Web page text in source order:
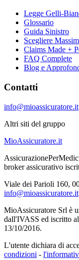
Legge Gelli-
Glossario
Guida Sinistro
Scegliere
Claims Made +
FAQ Complete
Blog e
Contatti
info@mioassicuratore.it
Altri siti del gruppo
MioAssicuratore.it
broker assicurativo
Viale dei Parioli 160,
info@mioassicuratore.it
MioAssicuratore Srl è
dall'IVASS ed iscritto
13/10/2016.
L'utente dichiara di
condizioni -